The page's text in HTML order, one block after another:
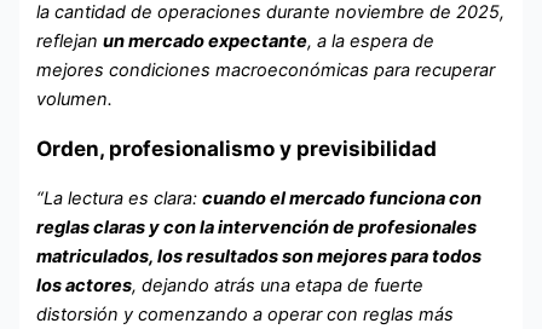
la cantidad de operaciones durante noviembre de 2025,
reflejanun mercado expectante, a la espera de
mejores condiciones macroeconómicas para recuperar
volumen.
Orden, profesionalismo y previsibilidad
“La lectura es clara:cuando el mercado funciona con
reglas claras y con la intervención de profesionales
matriculados, los resultados son mejores para todos
los actores, dejando atrás una etapa de fuerte
distorsión y comenzando a operar con reglas más